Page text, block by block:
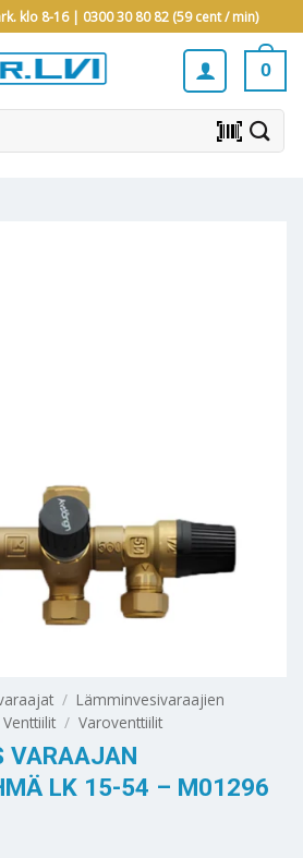
klo 8-16 | 0300 30 80 82 (59 cent / min)
0
barcode_scanner
/ Lämminvesivaraajien
Venttiilit / Varoventtiilit
VARAAJAN
LK 15-54 – M01296